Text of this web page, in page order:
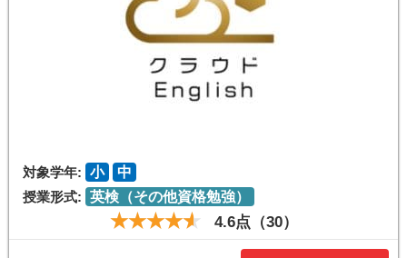
対象学年: 小
中
授業形式: 英検（その他資格勉強）
4.6点（30）